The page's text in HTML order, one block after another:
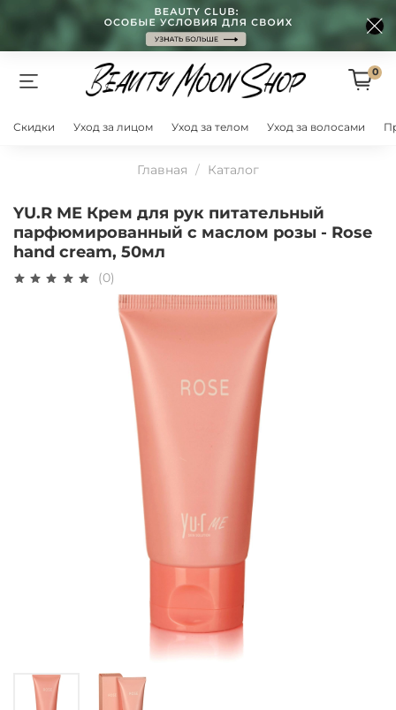
0
Скидки Уход за лицом Уход за телом Уход за волосами
Главная Каталог
YU.R ME Крем для рук питательный
парфюмированный с маслом розы - Rose
hand cream, 50мл
(0)